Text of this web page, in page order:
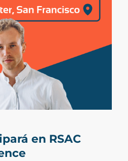
en RSAC